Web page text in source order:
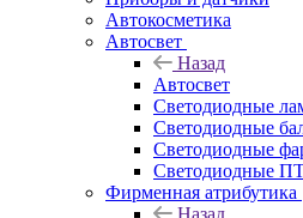
Автокосметика
Автосвет
Назад
Автосвет
Светодиодные
Светодиодные
Светодиодные
Светодиодные
Фирменная атрибутика
Назад